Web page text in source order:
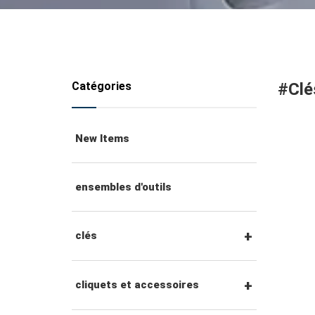
Catégories
New Items
ensembles d'outils
clés
clés mixtes
cliquets et accessoires